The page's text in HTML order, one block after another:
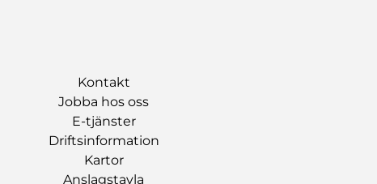
Kontakt
Jobba hos oss
E-tjänster
Driftsinformation
Kartor
Anslagstavla